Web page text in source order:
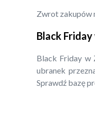
Zwrot zakupów
Black
Black Friday w
ubranek
Sprawdź bazę